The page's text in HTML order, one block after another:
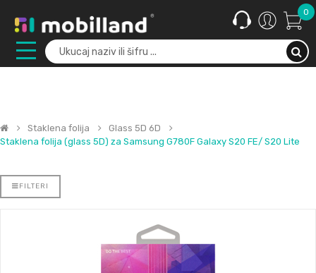
0
Staklena folija
Glass 5D 6D
Staklena folija (glass 5D) za Samsung G780F Galaxy S20 FE/ S20 Lite
FILTERI